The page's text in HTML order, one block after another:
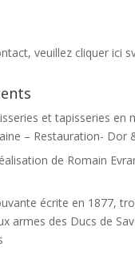
et tapisseries en
– Restauration- Dor
de Romain
écrite en 1877,
armes des Ducs de